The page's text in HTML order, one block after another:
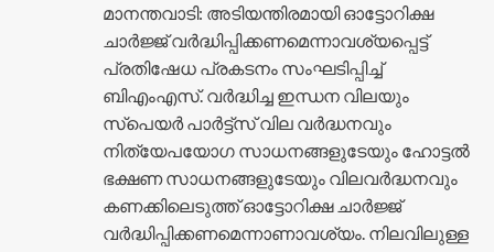
മാനന്തവാടി: അടിയന്തിരമായി ഓട്ടോറിക്ഷ
ചാർജ്ജ് വർദ്ധിപ്പിക്കണമെന്നാവശ്യപ്പെട്ട്
പ്രതിഷേധ പ്രകടനം സംഘടിപ്പിച്ച്
ബിഎംഎസ്. വർദ്ധിച്ച ഇന്ധന വിലയും
സ്പെയർ പാർട്ട്സ് വില വർദ്ധനവും
നിത്യേപയോഗ സാധനങ്ങളുടേയും ഹോട്ടൽ
ഭക്ഷണ സാധനങ്ങളുടേയും വിലവർദ്ധനവും
കണക്കിലെടുത്ത് ഓട്ടോറിക്ഷ ചാർജ്ജ്
വർദ്ധിപ്പിക്കണമെന്നാണാവശ്യം. നിലവിലുള്ള